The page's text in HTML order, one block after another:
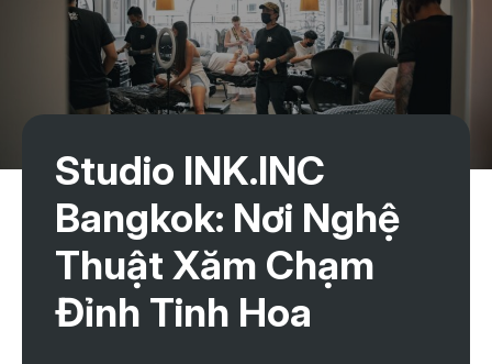
Studio INK.INC
Bangkok: Nơi Nghệ
Thuật Xăm Chạm
Đỉnh Tinh Hoa